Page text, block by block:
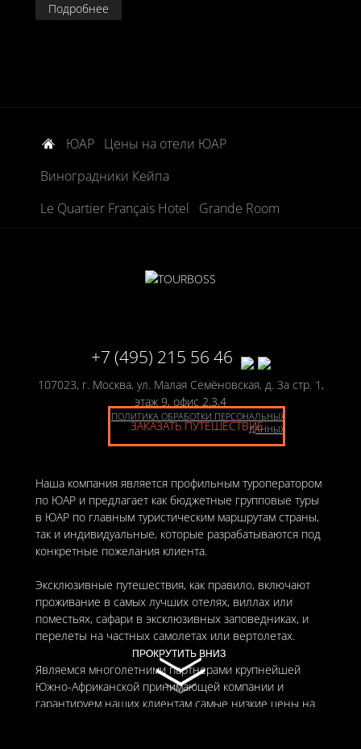
ПРОКРУТИТЬ ВНИЗ
ПРОКРУТИТЬ ВНИЗ
Подробнее
ЮАР
Цены на отели ЮАР
Виноградники Кейпа
Le Quartier Français Hotel
Grande Room
+7 (495) 215 56 46
107023, г. Москва, ул. Малая Семёновская, д. 3а стр. 1,
этаж 9, офис 2,3,4
ПОЛИТИКА ОБРАБОТКИ ПЕРСОНАЛЬНЫХ
ДАННЫХ
ЗАКАЗАТЬ ПУТЕШЕСТВИЕ
Наша компания является профильным туроператором
по ЮАР и предлагает как бюджетные групповые туры
в ЮАР по главным туристическим маршрутам страны,
так и индивидуальные, которые разрабатываются под
конкретные пожелания клиента.
Эксклюзивные путешествия, как правило, включают
проживание в самых лучших отелях, виллах или
поместьях, сафари в эксклюзивных заповедниках, и
перелеты на частных самолетах или вертолетах.
Являемся многолетними партнерами крупнейшей
Южно-Африканской принимающей компании и
гарантируем наших клиентам самые низкие цены на